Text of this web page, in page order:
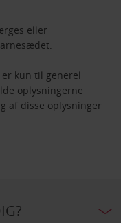
eller
kun til generel
oplysningerne
af disse oplysninger